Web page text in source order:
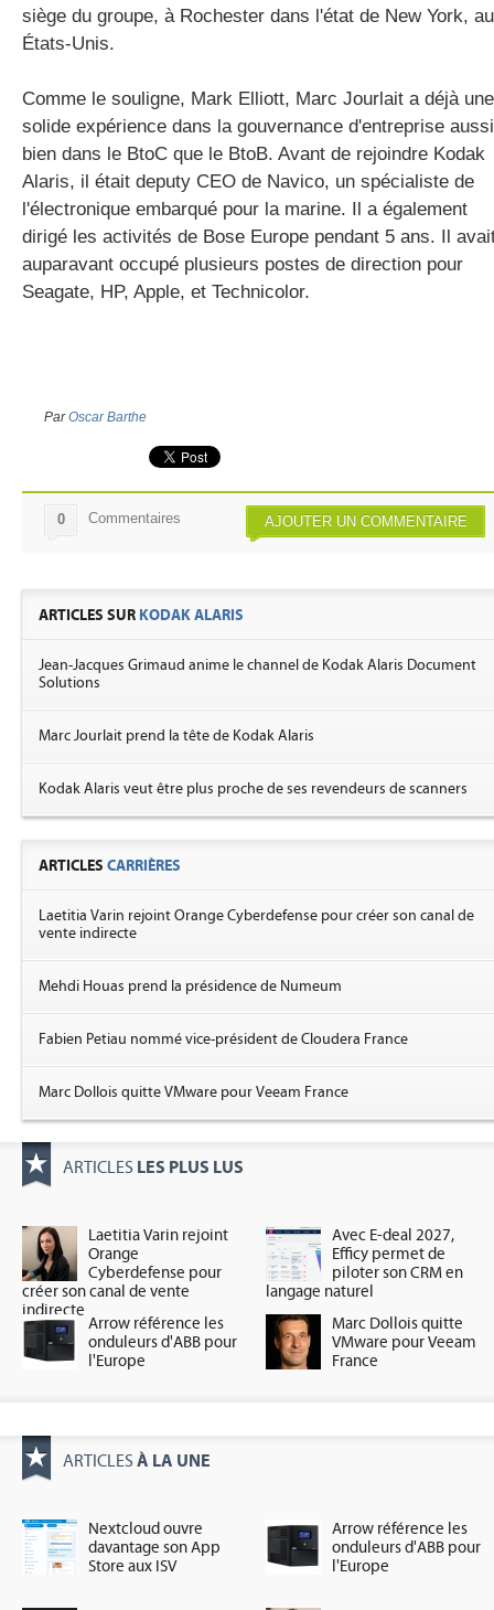
siège du groupe, à Rochester dans l'état de New York,
États-Unis.
Comme le souligne, Mark Elliott, Marc Jourlait a déjà une
solide expérience dans la gouvernance d'entreprise aussi
bien dans le BtoC que le BtoB. Avant de rejoindre Kodak
Alaris, il était deputy CEO de Navico, un spécialiste de
l'électronique embarqué pour la marine. Il a également
dirigé les activités de Bose Europe pendant 5 ans. Il
auparavant occupé plusieurs postes de direction pour
Seagate, HP, Apple, et Technicolor.
ParOscar Barthe
AJOUTER UN COMMENTAIRE
0 Commentaires
ARTICLES SUR KODAK ALARIS
Jean-Jacques Grimaud anime le channel de Kodak Alaris Document
Solutions
Marc Jourlait prend la tête de Kodak Alaris
Kodak Alaris veut être plus proche de ses revendeurs de scanners
ARTICLES CARRIÈRES
Laetitia Varin rejoint Orange Cyberdefense pour créer son canal de
vente indirecte
Mehdi Houas prend la présidence de Numeum
Fabien Petiau nommé vice-président de Cloudera France
Marc Dollois quitte VMware pour Veeam France
ARTICLES LES PLUS LUS
Laetitia Varin rejoint
Orange
Cyberdefense pour
créer son canal de vente
indirecte
Avec E-deal 2027,
Efficy permet de
piloter son CRM en
langage naturel
Arrow référence les
onduleurs d'ABB pour
l'Europe
Marc Dollois quitte
VMware pour Veeam
France
ARTICLES À LA UNE
Nextcloud ouvre
davantage son App
Store aux ISV
Arrow référence les
onduleurs d'ABB pour
l'Europe